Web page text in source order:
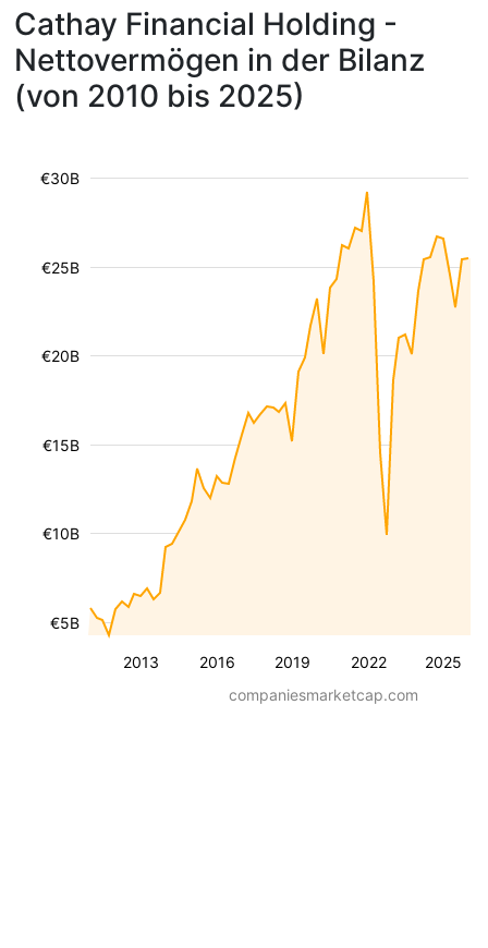
Cathay Financial Holding -
Nettovermögen in der Bilanz
(von 2010 bis 2025)
2013 2016 2019 2022 2025
€5B
€10B
€15B
€20B
€25B
€30B
companiesmarketcap.com